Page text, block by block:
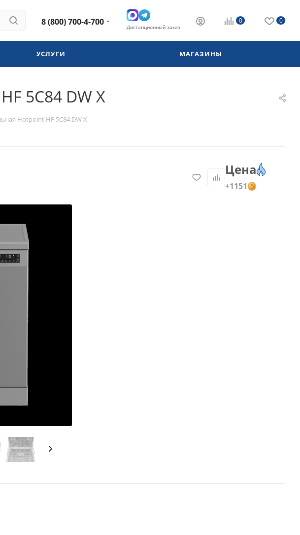
8 (800) 700-4-700 Дистанционный заказ
0 0
УСЛУГИ МАГАЗИНЫ
5C84 DW X
Hotpoint HF 5C84 DW X
Цена
+1151